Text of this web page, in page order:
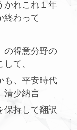
かれこれ１年
終わって
の得意分野の
て、
も、平安時代
清少納言
保持して翻訳